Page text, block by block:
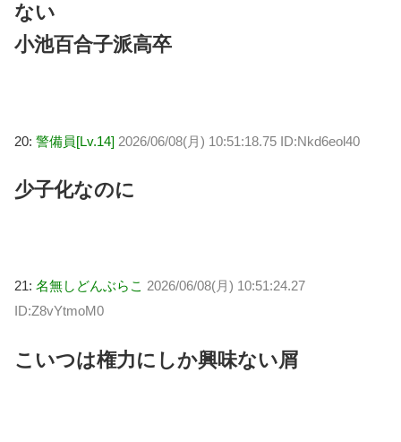
ない
小池百合子派高卒
20: 警備員[Lv.14] 2026/06/08(月) 10:51:18.75 ID:Nkd6eol40
少子化なのに
21: 名無しどんぶらこ 2026/06/08(月) 10:51:24.27
ID:Z8vYtmoM0
こいつは権力にしか興味ない屑